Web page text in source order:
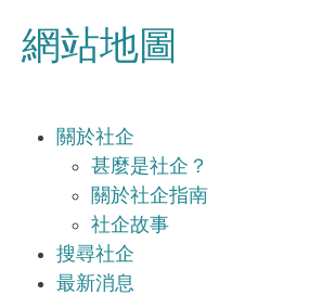
網站地圖
關於社企
甚麼是社企？
關於社企指南
社企故事
搜尋社企
最新消息